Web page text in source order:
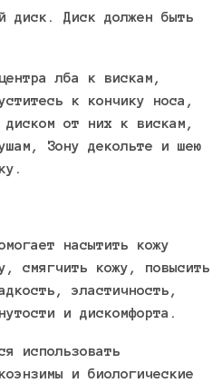
диск. Диск должен быть
лба к вискам,
к кончику носа,
диском от них к вискам,
Зону декольте и шею
насытить кожу
смягчить кожу, повысить
эластичность,
и дискомфорта.
использовать
и биологические